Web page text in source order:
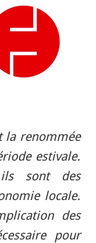
la renommée
estivale.
ils sont des
locale.
des
pour